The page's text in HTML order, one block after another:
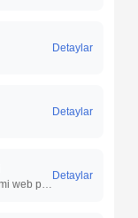
Detaylar
Detaylar
Detaylar